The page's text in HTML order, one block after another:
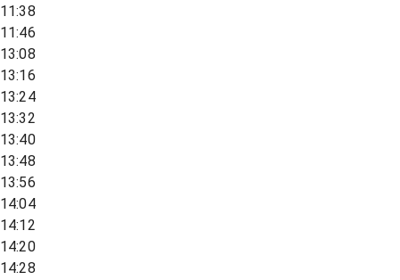
11:38
11:46
13:08
13:16
13:24
13:32
13:40
13:48
13:56
14:04
14:12
14:20
14:28